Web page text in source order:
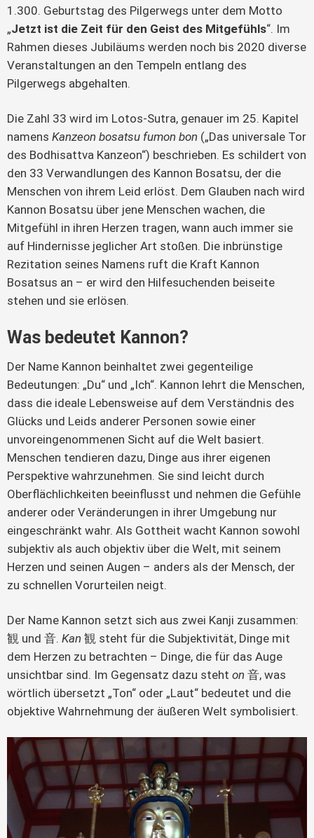
1.300. Geburtstag des Pilgerwegs unter dem Motto
„Jetzt ist die Zeit für den Geist des Mitgefühls“. Im
Rahmen dieses Jubiläums werden noch bis 2020 diverse
Veranstaltungen an den Tempeln entlang des
Pilgerwegs abgehalten.
Die Zahl 33 wird im Lotos-Sutra, genauer im 25. Kapitel
namens Kanzeon bosatsu fumon bon („Das universale Tor
des Bodhisattva Kanzeon“) beschrieben. Es schildert von
den 33 Verwandlungen des Kannon Bosatsu, der die
Menschen von ihrem Leid erlöst. Dem Glauben nach wird
Kannon Bosatsu über jene Menschen wachen, die
Mitgefühl in ihren Herzen tragen, wann auch immer sie
auf Hindernisse jeglicher Art stoßen. Die inbrünstige
Rezitation seines Namens ruft die Kraft Kannon
Bosatsus an – er wird den Hilfesuchenden beiseite
stehen und sie erlösen.
Was bedeutet Kannon?
Der Name Kannon beinhaltet zwei gegenteilige
Bedeutungen: „Du“ und „Ich“. Kannon lehrt die Menschen,
dass die ideale Lebensweise auf dem Verständnis des
Glücks und Leids anderer Personen sowie einer
unvoreingenommenen Sicht auf die Welt basiert.
Menschen tendieren dazu, Dinge aus ihrer eigenen
Perspektive wahrzunehmen. Sie sind leicht durch
Oberflächlichkeiten beeinflusst und nehmen die Gefühle
anderer oder Veränderungen in ihrer Umgebung nur
eingeschränkt wahr. Als Gottheit wacht Kannon sowohl
subjektiv als auch objektiv über die Welt, mit seinem
Herzen und seinen Augen – anders als der Mensch, der
zu schnellen Vorurteilen neigt.
Der Name Kannon setzt sich aus zwei Kanji zusammen:
観 und 音. Kan 観 steht für die Subjektivität, Dinge mit
dem Herzen zu betrachten – Dinge, die für das Auge
unsichtbar sind. Im Gegensatz dazu steht on 音, was
wörtlich übersetzt „Ton“ oder „Laut“ bedeutet und die
objektive Wahrnehmung der äußeren Welt symbolisiert.